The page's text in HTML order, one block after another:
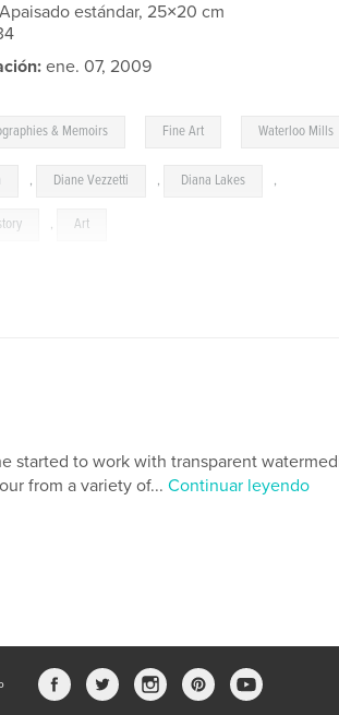
Apaisado estándar, 25×20 cm
ene. 07, 2009
& Memoirs Fine Art Waterloo Mills
, Diane Vezzetti , Diana Lakes ,
, Art
started to work with transparent
from a variety of... Continuar leyendo